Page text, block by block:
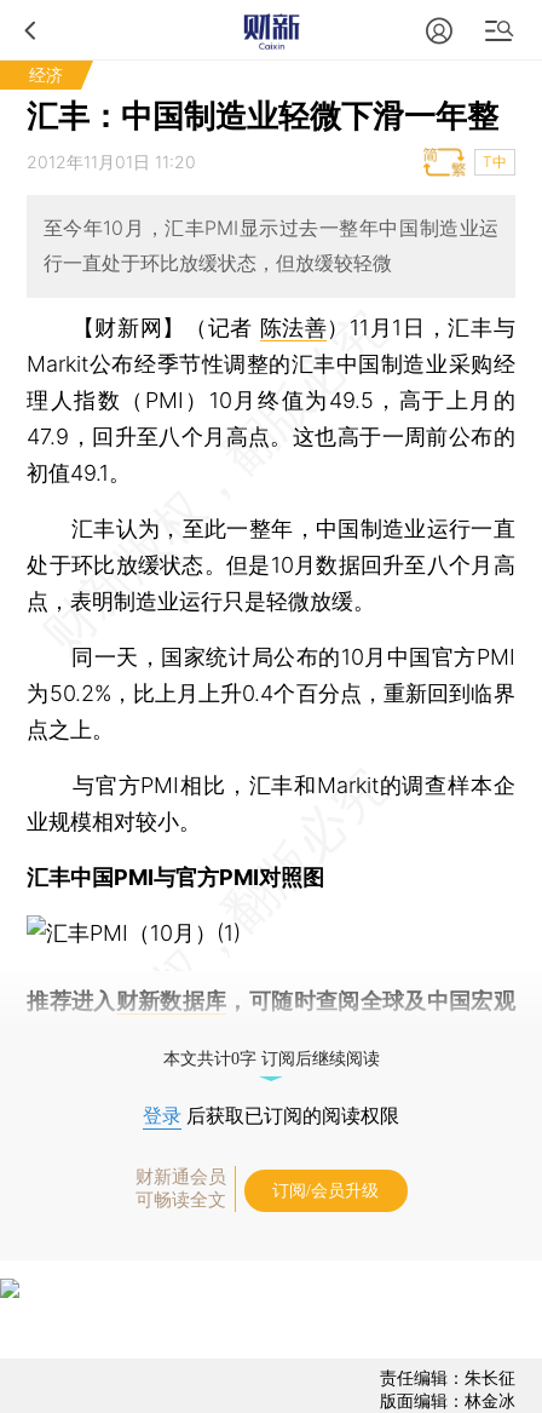
经济
汇丰：中国制造业轻微下滑一年整
2012年11月01日 11:20 T中
至今年10月，汇丰PMI显示过去一整年中国制造业运
行一直处于环比放缓状态，但放缓较轻微
【财新网】（记者 陈法善） 11月1日，汇丰与
Markit公布经季节性调整的汇丰中国制造业采购经
理人指数（PMI）10月终值为49.5，高于上月的
47.9，回升至八个月高点。这也高于一周前公布的
初值49.1。
汇丰认为，至此一整年，中国制造业运行一直
处于环比放缓状态。但是10月数据回升至八个月高
点，表明制造业运行只是轻微放缓。
同一天，国家统计局公布的10月中国官方PMI
为50.2%，比上月上升0.4个百分点，重新回到临界
点之上。
与官方PMI相比，汇丰和Markit的调查样本企
业规模相对较小。
汇丰中国PMI与官方PMI对照图
推荐进入 财新数据库 ，可随时查阅全球及中国宏观
本文共计0字 订阅后继续阅读
登录 后获取已订阅的阅读权限
财新通会员
可畅读全文
订阅/会员升级
责任编辑：朱长征
版面编辑：林金冰